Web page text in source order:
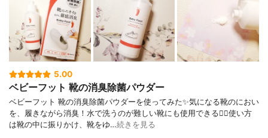
5.00
ベビーフット 靴の消臭除菌パウダー
ベビーフット 靴の消臭除菌パウダーを使ってみた✨気になる靴のにおい
を、履きながら消臭！水で洗うのが難しい靴にも使用できる🙆‍♀️使い方
は靴の中に振りかけ、靴をゆ…続きを見る